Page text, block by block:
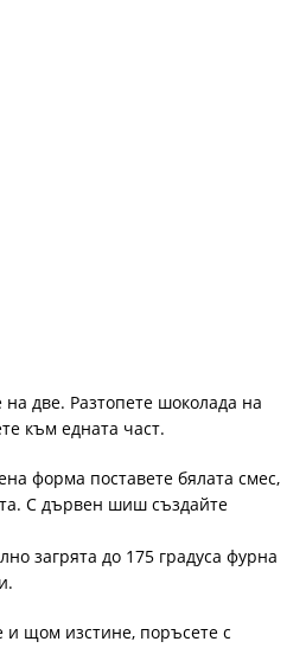
на две. Разтопете шоколада на
към едната част.
форма поставете бялата смес,
С дървен шиш създайте
загрята до 175 градуса фурна
и щом изстине, поръсете с